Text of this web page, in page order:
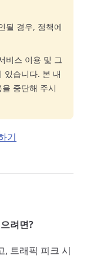
될 경우, 정책에
비스 이용 및 그
있습니다. 본 내
중단해 주시
기
려면?
, 트래픽 피크 시